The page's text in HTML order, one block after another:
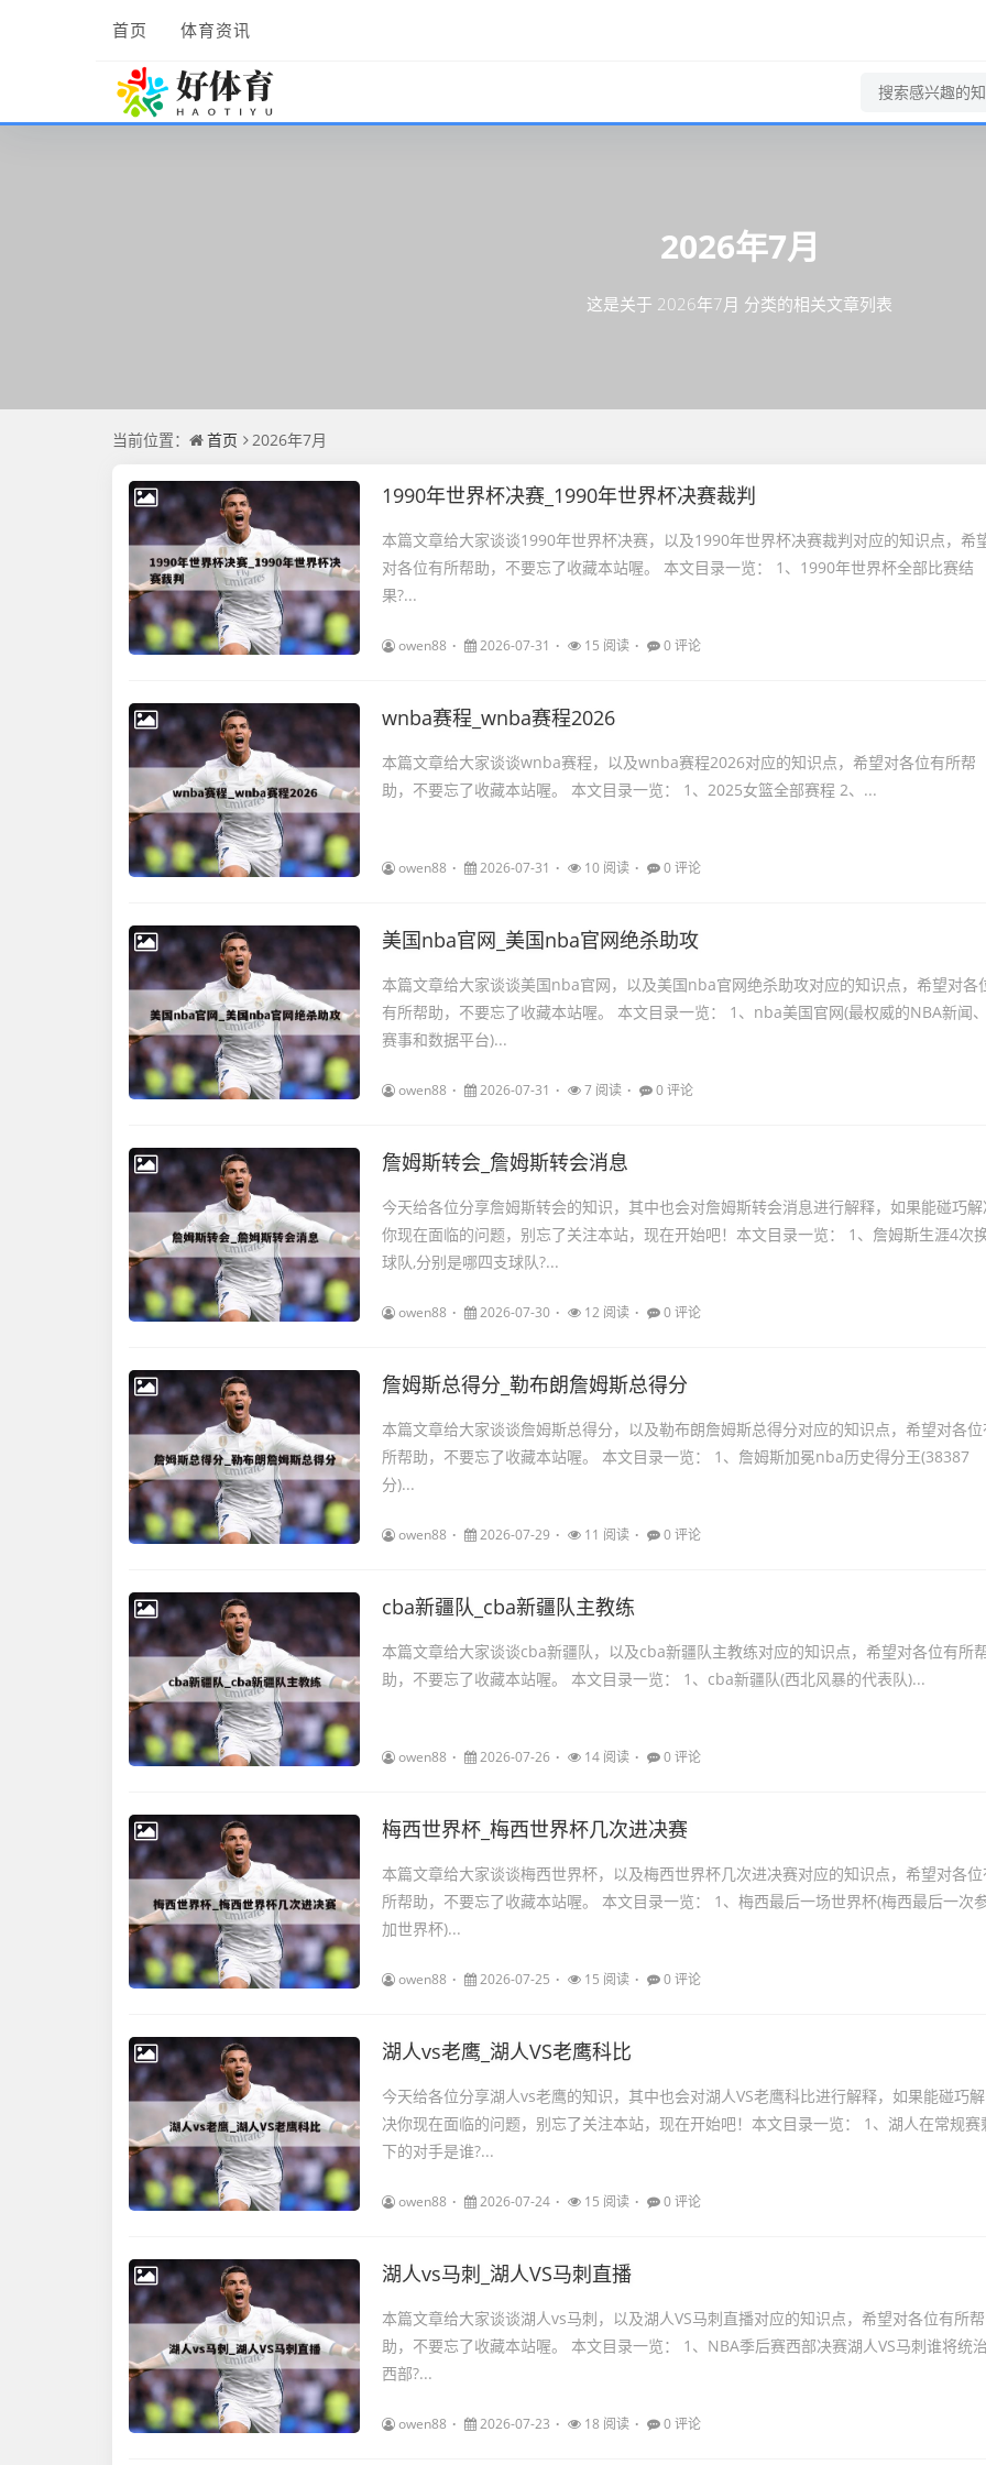
首页 体育资讯
2026年7月
这是关于 2026年7月 分类的相关文章列表
当前位置： 首页 2026年7月
1990年世界杯决赛_1990年世界杯决赛裁判
本篇文章给大家谈谈1990年世界杯决赛，以及1990年世界杯决赛裁判对应的知识点，希
对各位有所帮助，不要忘了收藏本站喔。 本文目录一览： 1、1990年世界杯全部比赛结
果?...
owen88 2026-07-31 15 阅读 0 评论
wnba赛程_wnba赛程2026
本篇文章给大家谈谈wnba赛程，以及wnba赛程2026对应的知识点，希望对各位有所帮
助，不要忘了收藏本站喔。 本文目录一览： 1、2025女篮全部赛程 2、...
owen88 2026-07-31 10 阅读 0 评论
美国nba官网_美国nba官网绝杀助攻
本篇文章给大家谈谈美国nba官网，以及美国nba官网绝杀助攻对应的知识点，希望对各
有所帮助，不要忘了收藏本站喔。 本文目录一览： 1、nba美国官网(最权威的NBA新闻
赛事和数据平台)...
owen88 2026-07-31 7 阅读 0 评论
詹姆斯转会_詹姆斯转会消息
今天给各位分享詹姆斯转会的知识，其中也会对詹姆斯转会消息进行解释，如果能碰巧
你现在面临的问题，别忘了关注本站，现在开始吧！本文目录一览： 1、詹姆斯生涯4次
球队,分别是哪四支球队?...
owen88 2026-07-30 12 阅读 0 评论
詹姆斯总得分_勒布朗詹姆斯总得分
本篇文章给大家谈谈詹姆斯总得分，以及勒布朗詹姆斯总得分对应的知识点，希望对各
所帮助，不要忘了收藏本站喔。 本文目录一览： 1、詹姆斯加冕nba历史得分王(38387
分)...
owen88 2026-07-29 11 阅读 0 评论
cba新疆队_cba新疆队主教练
本篇文章给大家谈谈cba新疆队，以及cba新疆队主教练对应的知识点，希望对各位有所
助，不要忘了收藏本站喔。 本文目录一览： 1、cba新疆队(西北风暴的代表队)...
owen88 2026-07-26 14 阅读 0 评论
梅西世界杯_梅西世界杯几次进决赛
本篇文章给大家谈谈梅西世界杯，以及梅西世界杯几次进决赛对应的知识点，希望对各
所帮助，不要忘了收藏本站喔。 本文目录一览： 1、梅西最后一场世界杯(梅西最后一次
加世界杯)...
owen88 2026-07-25 15 阅读 0 评论
湖人vs老鹰_湖人VS老鹰科比
今天给各位分享湖人vs老鹰的知识，其中也会对湖人VS老鹰科比进行解释，如果能碰巧解
决你现在面临的问题，别忘了关注本站，现在开始吧！本文目录一览： 1、湖人在常规赛
下的对手是谁?...
owen88 2026-07-24 15 阅读 0 评论
湖人vs马刺_湖人VS马刺直播
本篇文章给大家谈谈湖人vs马刺，以及湖人VS马刺直播对应的知识点，希望对各位有所帮
助，不要忘了收藏本站喔。 本文目录一览： 1、NBA季后赛西部决赛湖人VS马刺谁将统
西部?...
owen88 2026-07-23 18 阅读 0 评论